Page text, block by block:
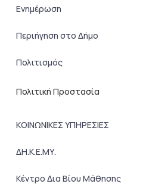
Ενημέρωση
Περιήγηση στο Δήμο
Πολιτισμός
Πολιτική Προστασία
ΚΟΙΝΩΝΙΚΕΣ ΥΠΗΡΕΣΙΕΣ
ΔΗ.Κ.Ε.ΜΥ.
Κέντρο Δια Βίου Μάθησης